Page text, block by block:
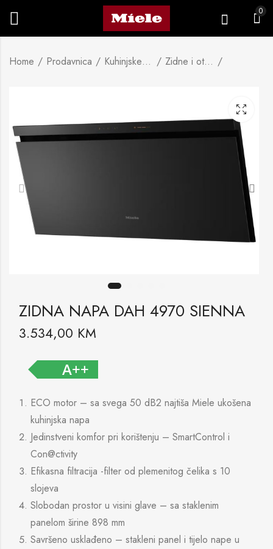
0
Home Prodavnica Kuhinjske nape Zidne i otočne kuhinjske nape
ZIDNA NAPA DAH 4970 SIENNA
3.534,00 KM
A++
ECO motor – sa svega 50 dB2 najtiša Miele ukošena
kuhinjska napa
Jedinstveni komfor pri korištenju – SmartControl i
Con@ctivity
Efikasna filtracija -filter od plemenitog čelika s 10
slojeva
Slobodan prostor u visini glave – sa staklenim
panelom širine 898 mm
Savršeno usklađeno – stakleni panel i tijelo nape u